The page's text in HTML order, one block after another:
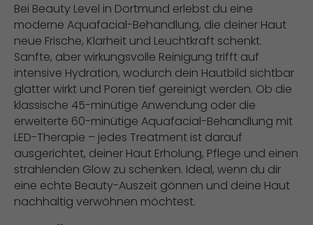
Bei Beauty Level in Dortmund erlebst du eine
moderne Aquafacial-Behandlung, die deiner Haut
neue Frische, Klarheit und Leuchtkraft schenkt.
Sanfte, aber wirkungsvolle Reinigung trifft auf
intensive Hydration, wodurch dein Hautbild sichtbar
glatter wirkt und Poren tief gereinigt werden. Ob die
klassische 45-minütige Anwendung oder die
erweiterte 60-minütige Aquafacial-Behandlung mit
LED-Therapie – jedes Treatment ist darauf
ausgerichtet, deiner Haut Erholung, Pflege und einen
strahlenden Glow zu schenken. Ideal, wenn du dir
eine echte Beauty-Auszeit gönnen und deine Haut
nachhaltig verwöhnen möchtest.